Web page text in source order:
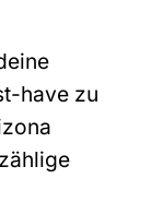
have zu